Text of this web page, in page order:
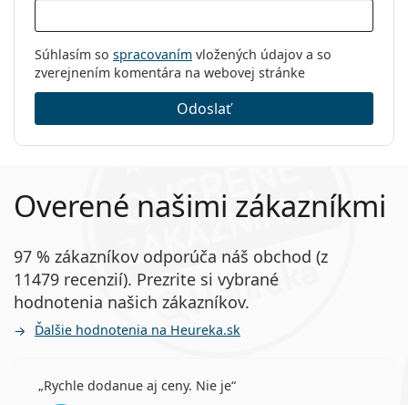
Súhlasím so spracovaním vložených údajov a so
zverejnením komentára na webovej stránke
Odoslať
Overené našimi zákazníkmi
97 % zákazníkov odporúča náš obchod (z
11479 recenzií). Prezrite si vybrané
hodnotenia našich zákazníkov.
Ďalšie hodnotenia na Heureka.sk
Rychle dodanue aj ceny. Nie je